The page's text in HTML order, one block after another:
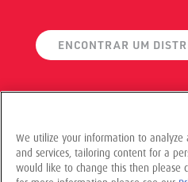
ENCONTRAR UM
© 2025 NSK Americas,
We utilize your information to analyze
and services, tailoring content for a
would like to change this then please